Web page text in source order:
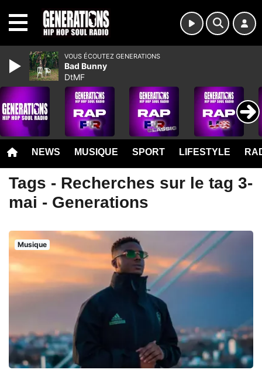
NEWS MUSIQUE SPORT LIFESTYLE
Tags - Recherches sur le tag 3-
mai - Generations
Musique
VOUS ÉCOUTEZ GENERATIONS
Bad Bunny
DtMF